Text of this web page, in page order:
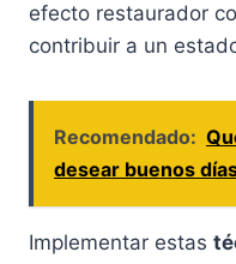
efecto restaurador
contribuir a un
Recomendado:
desear buenos
Implementar estas